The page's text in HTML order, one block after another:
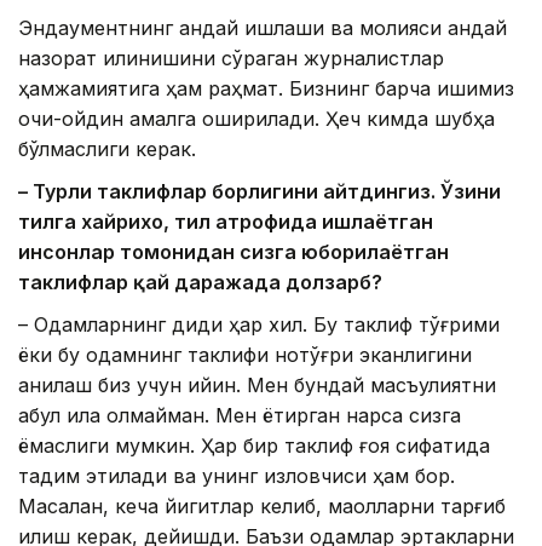
Эндаументнинг қандай ишлаши ва молияси қандай
назорат қилинишини сўраган журналистлар
ҳамжамиятига ҳам раҳмат. Бизнинг барча ишимиз
очиқ-ойдин амалга оширилади. Ҳеч кимда шубҳа
бўлмаслиги керак.
– Турли таклифлар борлигини айтдингиз. Ўзини
тилга хайрихоҳ, тил атрофида ишлаётган
инсонлар томонидан сизга юборилаётган
таклифлар қай даражада долзарб?
– Одамларнинг диди ҳар хил. Бу таклиф тўғрими
ёки бу одамнинг таклифи нотўғри эканлигини
аниқлаш биз учун қийин. Мен бундай масъулиятни
қабул қила олмайман. Мен ёқтирган нарса сизга
ёқмаслиги мумкин. Ҳар бир таклиф ғоя сифатида
тақдим этилади ва унинг изловчиси ҳам бор.
Масалан, кеча йигитлар келиб, мақолларни тарғиб
қилиш керак, дейишди. Баъзи одамлар эртакларни